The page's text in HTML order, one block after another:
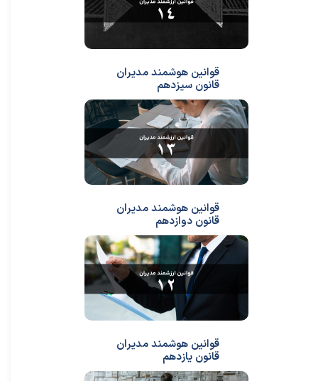
قوانین هوشمند مدیران
قانون سیزدهم
قوانین هوشمند مدیران
قانون دوازدهم
قوانین هوشمند مدیران
قانون یازدهم